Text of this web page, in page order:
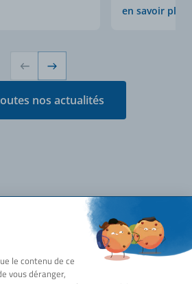
en savoir plus
nos actualités